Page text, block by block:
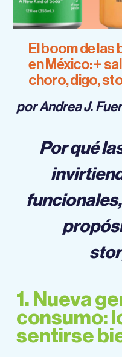
El boom de
en México: +
choro, digo,
por Andrea J.
Por qué
1. Nueva
consumo:
sentirse